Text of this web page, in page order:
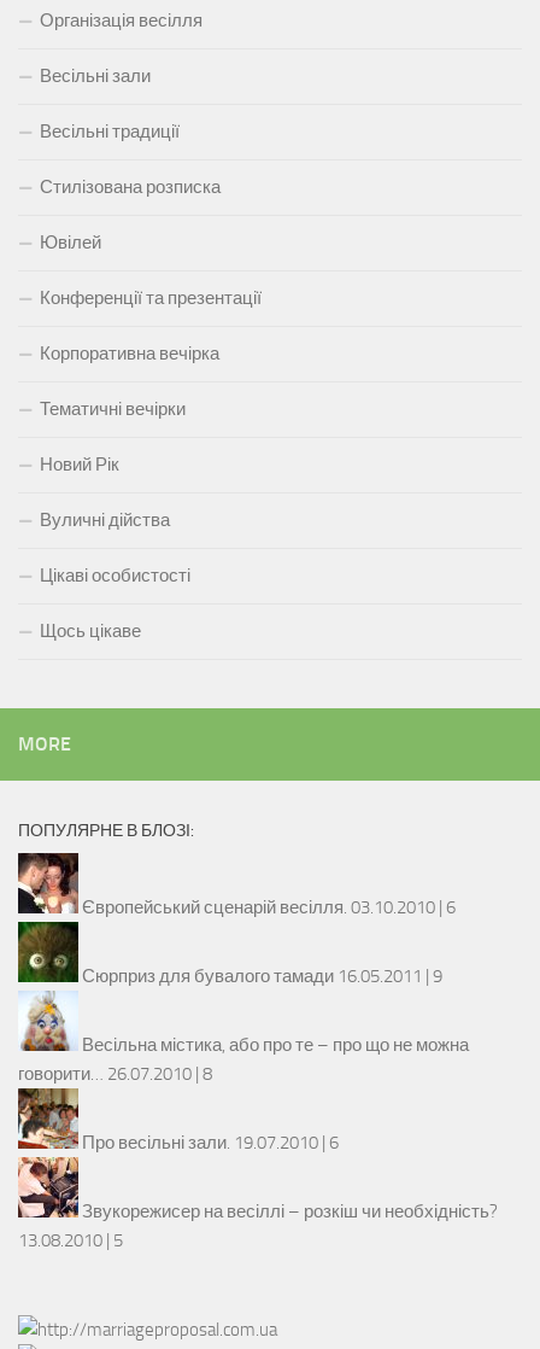
Організація весілля
Весільні зали
Весільні традиції
Стилізована розписка
Ювілей
Конференції та презентації
Корпоративна вечірка
Тематичні вечірки
Новий Рік
Вуличні дійства
Цікаві особистості
Щось цікаве
MORE
ПОПУЛЯРНЕ В БЛОЗІ:
Європейський сценарій весілля. 03.10.2010 | 6
Сюрприз для бувалого тамади 16.05.2011 | 9
Весільна містика, або про те – про що не можна
говорити… 26.07.2010 | 8
Про весільні зали. 19.07.2010 | 6
Звукорежисер на весіллі – розкіш чи необхідність?
13.08.2010 | 5